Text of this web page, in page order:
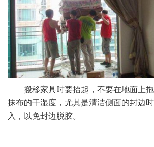
搬移家具时要抬起，不要在地面上拖
抹布的干湿度，尤其是清洁侧面的封边
入，以免封边脱胶。